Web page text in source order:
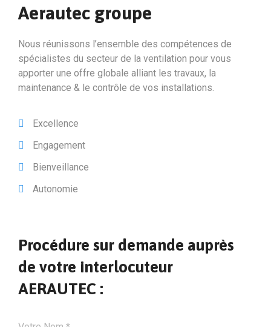
Aerautec groupe
Nous réunissons l’ensemble des compétences de
spécialistes du secteur de la ventilation pour vous
apporter une offre globale alliant les travaux, la
maintenance & le contrôle de vos installations.
Excellence
Engagement
Bienveillance
Autonomie
Procédure sur demande auprès
de votre interlocuteur
AERAUTEC :